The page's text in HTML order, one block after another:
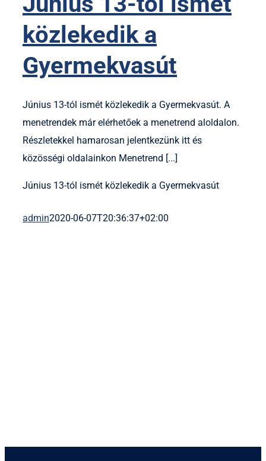
közlekedik a
Gyermekvasút
Június 13-tól ismét közlekedik a Gyermekvasút. A
menetrendek már elérhetőek a menetrend aloldalon.
Részletekkel hamarosan jelentkezünk itt és
közösségi oldalainkon Menetrend [...]
Június 13-tól ismét közlekedik a Gyermekvasút
admin2020-06-07T20:36:37+02:00